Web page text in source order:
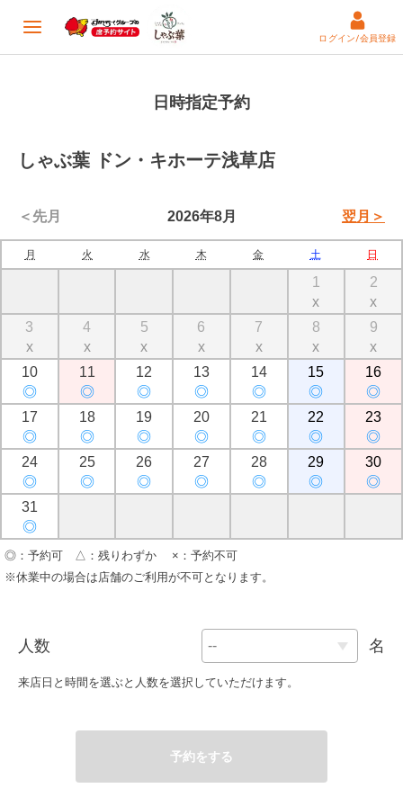
ログイン/会員登録
日時指定予約
しゃぶ葉 ドン・キホーテ浅草店
＜先月 2026年8月 翌月＞
月 火 水 木 金 土 日
1
x
2
x
3
x
4
x
5
x
6
x
7
x
8
x
9
x
10
◎
11
◎
12
◎
13
◎
14
◎
15
◎
16
◎
17
◎
18
◎
19
◎
20
◎
21
◎
22
◎
23
◎
24
◎
25
◎
26
◎
27
◎
28
◎
29
◎
30
◎
31
◎
◎：予約可 △：残りわずか ×：予約不可
※休業中の場合は店舗のご利用が不可となります。
人数 名
来店日と時間を選ぶと人数を選択していただけます。
予約をする